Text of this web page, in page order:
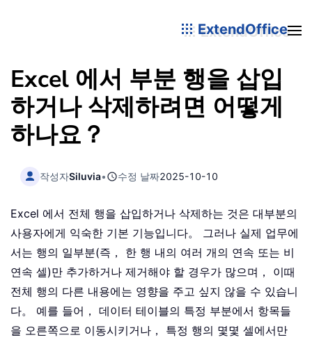
ExtendOffice
Excel 에서 부분 행을 삽입
하거나 삭제하려면 어떻게
하나요？
작성자Siluvia• 수정 날짜2025-10-10
Excel 에서 전체 행을 삽입하거나 삭제하는 것은 대부분의
사용자에게 익숙한 기본 기능입니다。 그러나 실제 업무에
서는 행의 일부분(즉， 한 행 내의 여러 개의 연속 또는 비
연속 셀)만 추가하거나 제거해야 할 경우가 많으며， 이때
전체 행의 다른 내용에는 영향을 주고 싶지 않을 수 있습니
다。 예를 들어， 데이터 테이블의 특정 부분에서 항목들
을 오른쪽으로 이동시키거나， 특정 행의 몇몇 셀에서만